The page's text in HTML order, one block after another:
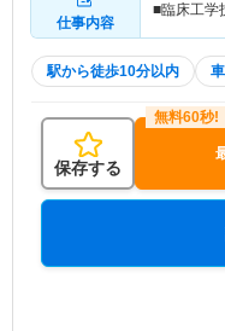
仕事内容
■臨床工学
駅から徒歩10分以内
保存する